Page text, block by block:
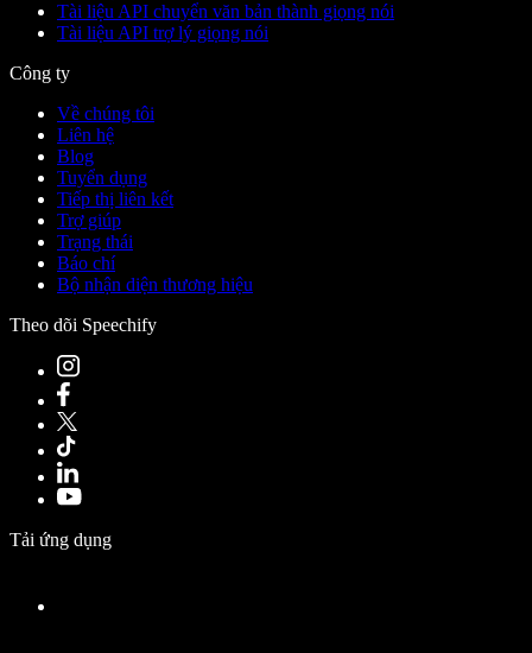
Tài liệu API chuyển văn bản thành giọng nói
Tài liệu API trợ lý giọng nói
Công ty
Về chúng tôi
Liên hệ
Blog
Tuyển dụng
Tiếp thị liên kết
Trợ giúp
Trạng thái
Báo chí
Bộ nhận diện thương hiệu
Theo dõi Speechify
Tải ứng dụng